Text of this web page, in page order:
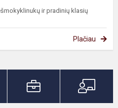
ir pradinių klasių
Plačiau